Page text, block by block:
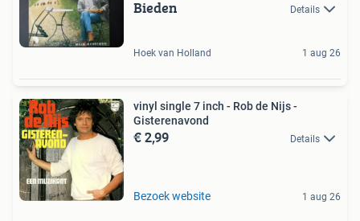
Bieden Details
Hoek van Holland 1 aug 26
vinyl single 7 inch - Rob de Nijs -
Gisterenavond
€ 2,99 Details
Bezoek website 1 aug 26